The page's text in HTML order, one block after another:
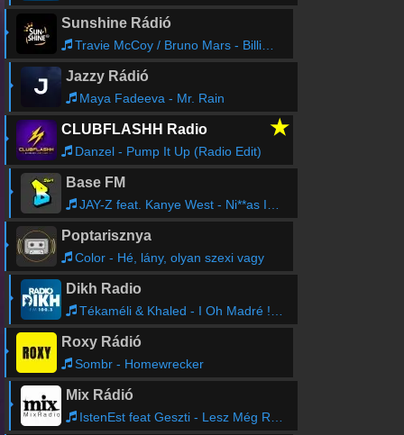
Sunshine Rádió
Travie McCoy / Bruno Mars - Billionaire
Jazzy Rádió
Maya Fadeeva - Mr. Rain
CLUBFLASHH Radio ★
Danzel - Pump It Up (Radio Edit)
Base FM
JAY-Z feat. Kanye West - Ni**as In Paris
Poptarisznya
Color - Hé, lány, olyan szexi vagy
Dikh Radio
Tékaméli & Khaled - I Oh Madré ! (Album version)
Roxy Rádió
Sombr - Homewrecker
Mix Rádió
IstenEst feat Geszti - Lesz Még Rosszabb 2020